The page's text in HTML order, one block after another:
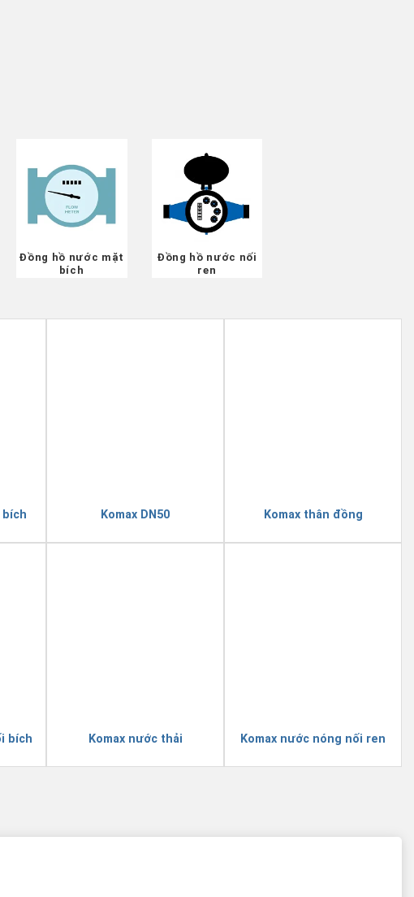
Đồng hồ nước mặt
bích
Đồng hồ nước nối
ren
bích Komax DN50 Komax thân đồng
bích Komax nước thải Komax nước nóng nối ren